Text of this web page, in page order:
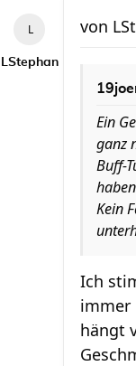
LStephan
von
Ein
ganz
Buff-
Kein
Ich
immer
hängt